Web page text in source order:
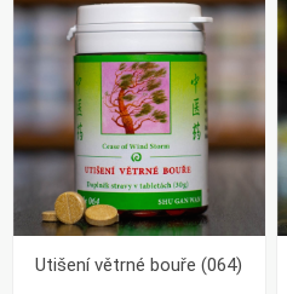
Utišení větrné bouře (064)